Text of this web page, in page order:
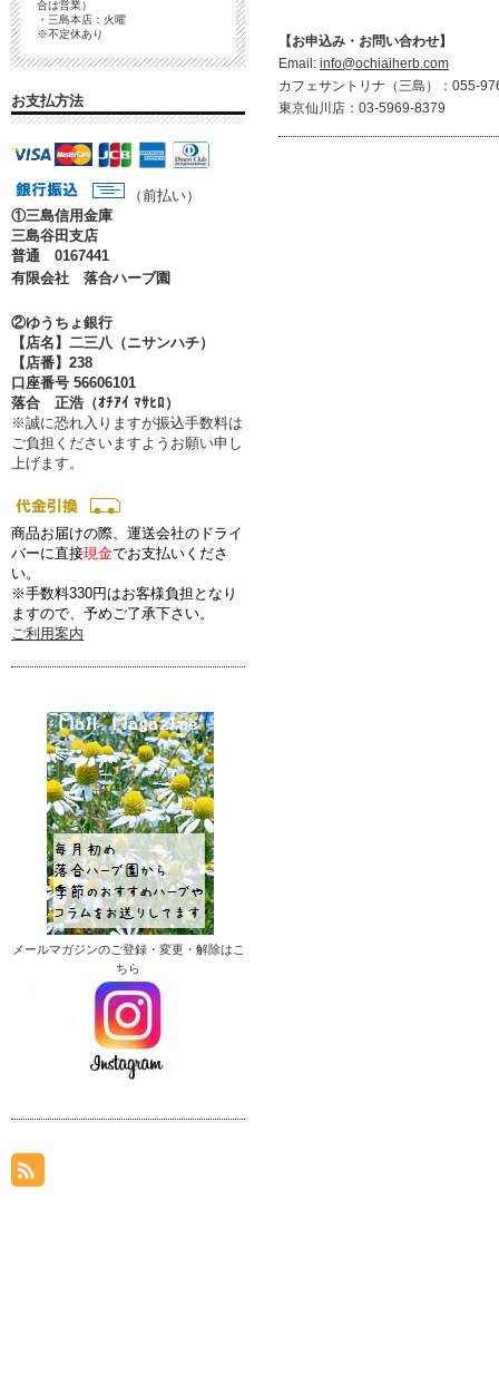
【お申込み・お問い合わせ】
Email: info@ochiaiherb.com
カフェサントリナ（三島）：055-
東京仙川店：03-5969-8379
合は営業）
・三島本店：火曜
※不定休あり
お支払方法
（前払い）
①三島信用金庫
三島谷田支店
普通 0167441
有限会社 落合ハーブ園
②ゆうちょ銀行
【店名】二三八（ニサンハチ）
【店番】238
口座番号 56606101
落合 正浩（ｵﾁｱｲ ﾏｻﾋﾛ）
※誠に恐れ入りますが振込手数料は
ご負担くださいますようお願い申し
上げます。
商品お届けの際、運送会社のドライ
バーに直接現金でお支払いくださ
い。
※手数料330円はお客様負担となり
ますので、予めご了承下さい。
ご利用案内
メールマガジンのご登録・変更・解除はこ
ちら